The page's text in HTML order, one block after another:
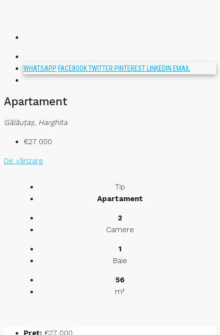
WHATSAPP FACEBOOKTWITTER PINTEREST LINKEDIN EMAIL
Apartament
Gălăuţaş, Harghita
€27 000
De vânzare
Tip
Apartament
2
Camere
1
Baie
56
m²
Preț: €27 000